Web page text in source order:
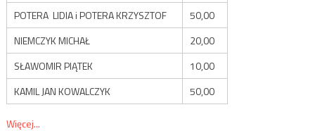
POTERA LIDIA i POTERA KRZYSZTOF
50,00
NIEMCZYK MICHAŁ
20,00
SŁAWOMIR PIĄTEK
10,00
KAMIL JAN KOWALCZYK
50,00
Więcej...